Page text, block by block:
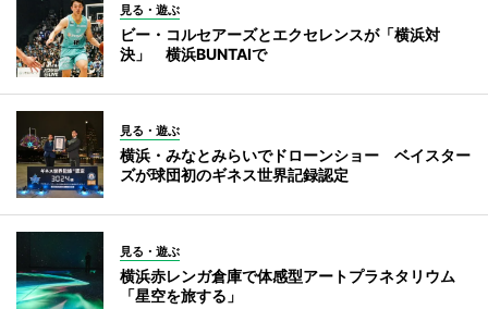
見る・遊ぶ
ビー・コルセアーズとエクセレンスが「横浜対
決」 横浜BUNTAIで
見る・遊ぶ
横浜・みなとみらいでドローンショー ベイスター
ズが球団初のギネス世界記録認定
見る・遊ぶ
横浜赤レンガ倉庫で体感型アートプラネタリウム
「星空を旅する」